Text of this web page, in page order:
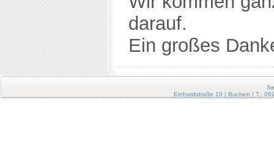
Einhardstraße 10 | Buchen | T.: